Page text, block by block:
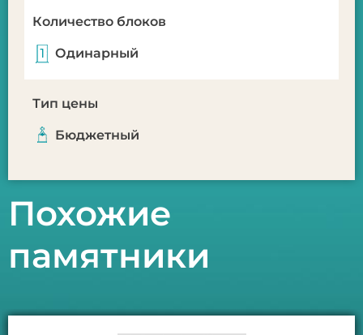
Количество блоков
Одинарный
Тип цены
Бюджетный
Похожие
памятники